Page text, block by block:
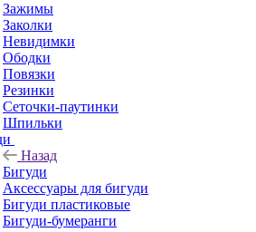
Зажимы
Заколки
Невидимки
Ободки
Повязки
Резинки
Сеточки-паутинки
Шпильки
Назад
Бигуди
Аксессуары для бигуди
Бигуди пластиковые
Бигуди-бумеранги